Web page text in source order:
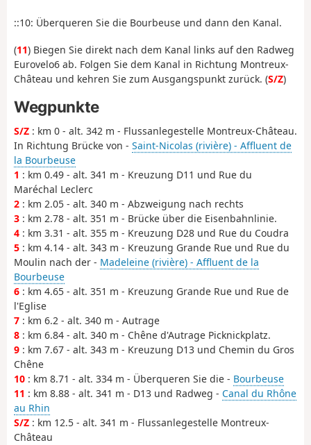
::10: Überqueren Sie die Bourbeuse und dann den Kanal.
(11) Biegen Sie direkt nach dem Kanal links auf den Radweg
Eurovelo6 ab. Folgen Sie dem Kanal in Richtung Montreux-
Château und kehren Sie zum Ausgangspunkt zurück. (S/Z)
Wegpunkte
S/Z : km 0 - alt. 342 m - Flussanlegestelle Montreux-Château.
In Richtung Brücke von - Saint-Nicolas (rivière) - Affluent de
la Bourbeuse
1 : km 0.49 - alt. 341 m - Kreuzung D11 und Rue du
Maréchal Leclerc
2 : km 2.05 - alt. 340 m - Abzweigung nach rechts
3 : km 2.78 - alt. 351 m - Brücke über die Eisenbahnlinie.
4 : km 3.31 - alt. 355 m - Kreuzung D28 und Rue du Coudra
5 : km 4.14 - alt. 343 m - Kreuzung Grande Rue und Rue du
Moulin nach der - Madeleine (rivière) - Affluent de la
Bourbeuse
6 : km 4.65 - alt. 351 m - Kreuzung Grande Rue und Rue de
l'Eglise
7 : km 6.2 - alt. 340 m - Autrage
8 : km 6.84 - alt. 340 m - Chêne d'Autrage Picknickplatz.
9 : km 7.67 - alt. 343 m - Kreuzung D13 und Chemin du Gros
Chêne
10 : km 8.71 - alt. 334 m - Überqueren Sie die - Bourbeuse
11 : km 8.88 - alt. 341 m - D13 und Radweg - Canal du Rhône
au Rhin
S/Z : km 12.5 - alt. 341 m - Flussanlegestelle Montreux-
Château